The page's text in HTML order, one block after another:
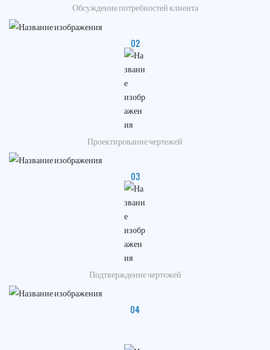
Обсуждение потребностей клиента
02
Проектирование чертежей
03
Подтверждение чертежей
04